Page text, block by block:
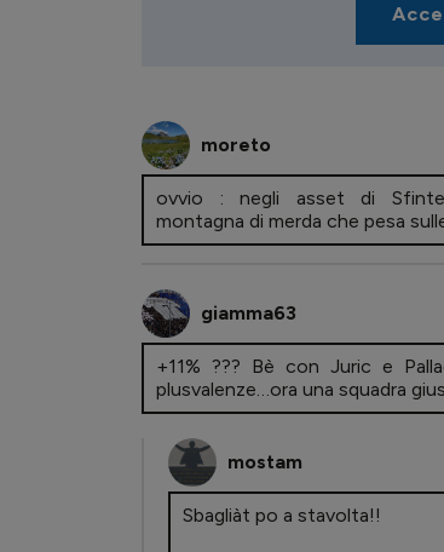
moreto
ovvio : negli asset di
montagna di merda che pesa
giamma63
+11% ??? Bè con Juric e
plusvalenze…ora una squadra
mostam
Sbagliàt po a stavolta!!